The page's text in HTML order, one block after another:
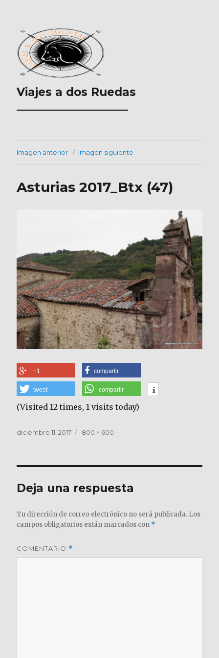
Viajes a dos Ruedas
___________________
Imagen anterior Imagen siguiente
Asturias 2017_Btx (47)
+1 compartir
tweet compartir
(Visited 12 times, 1 visits today)
Publicado
diciembre 11, 2017
Tamaño
800 × 600
Deja una respuesta
Tu dirección de correo electrónico no será publicada. Los
campos obligatorios están marcados con *
COMENTARIO *